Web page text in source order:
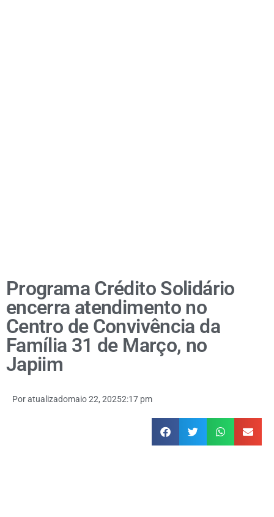
Programa Crédito Solidário
encerra atendimento no
Centro de Convivência da
Família 31 de Março, no
Japiim
Poratualizadomaio 22, 20252:17 pm